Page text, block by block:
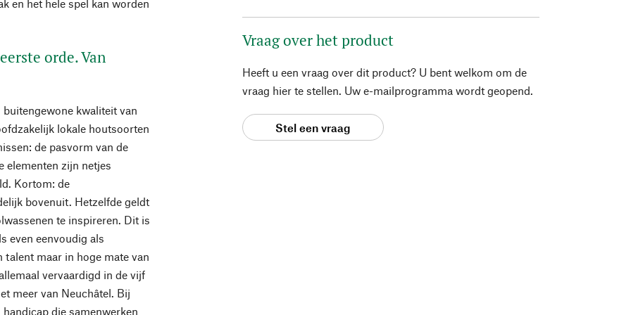
en het hele spel kan worden
orde. Van
kwaliteit van
lokale houtsoorten
de pasvorm van de
elementen zijn netjes
Kortom: de
bovenuit. Hetzelfde geldt
te inspireren. Dit is
even eenvoudig als
maar in hoge mate van
vervaardigd in de vijf
meer van Neuchâtel. Bij
die samenwerken
Vraag over het product
Heeft u een vraag over dit product? U bent welkom om de
vraag hier te stellen. Uw e-mailprogramma wordt geopend.
Stel een vraag